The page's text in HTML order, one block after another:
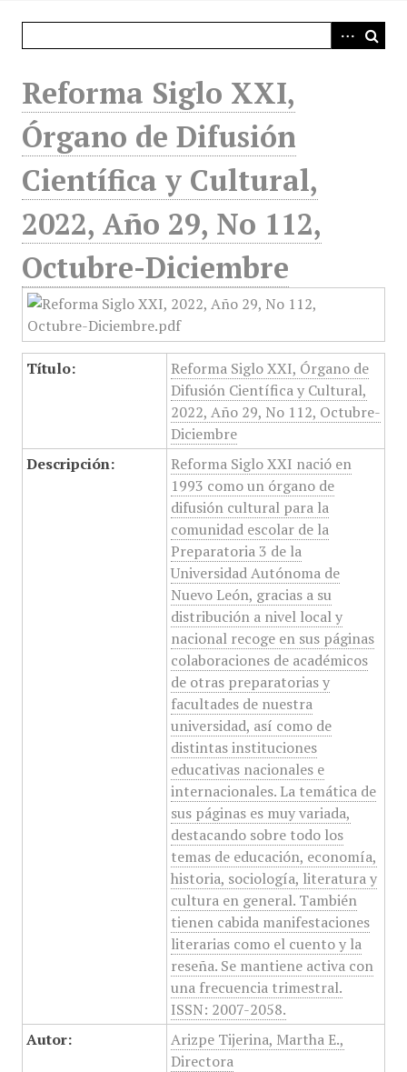
Reforma Siglo XXI,
Órgano de Difusión
Científica y Cultural,
2022, Año 29, No 112,
Octubre-Diciembre
Título:
Reforma Siglo XXI, Órgano de
Difusión Científica y Cultural,
2022, Año 29, No 112, Octubre-
Diciembre
Descripción:
Reforma Siglo XXI nació en
1993 como un órgano de
difusión cultural para la
comunidad escolar de la
Preparatoria 3 de la
Universidad Autónoma de
Nuevo León, gracias a su
distribución a nivel local y
nacional recoge en sus páginas
colaboraciones de académicos
de otras preparatorias y
facultades de nuestra
universidad, así como de
distintas instituciones
educativas nacionales e
internacionales. La temática de
sus páginas es muy variada,
destacando sobre todo los
temas de educación, economía,
historia, sociología, literatura y
cultura en general. También
tienen cabida manifestaciones
literarias como el cuento y la
reseña. Se mantiene activa con
una frecuencia trimestral.
ISSN: 2007-2058.
Autor:
Arizpe Tijerina, Martha E.,
Directora